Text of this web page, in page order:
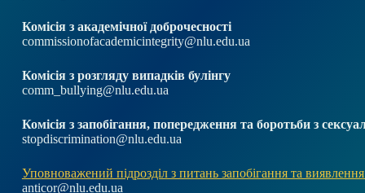
Комісія з академічної доброчесності
commissionofacademicintegrity@nlu.edu.ua
Комісія з розгляду випадків булінгу
comm_bullying@nlu.edu.ua
Комісія з запобігання, попередження та боротьби з
stopdiscrimination@nlu.edu.ua
Уповноважений підрозділ з питань запобігання та виявлення
anticor@nlu.edu.ua